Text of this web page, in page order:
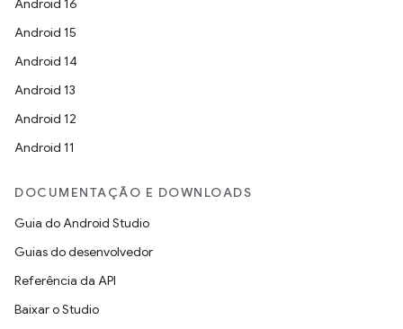
Android 16
Android 15
Android 14
Android 13
Android 12
Android 11
DOCUMENTAÇÃO E DOWNLOADS
Guia do Android Studio
Guias do desenvolvedor
Referência da API
Baixar o Studio